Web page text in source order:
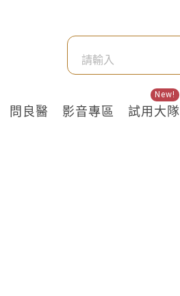
問良醫 影音專區 試用大隊
New!